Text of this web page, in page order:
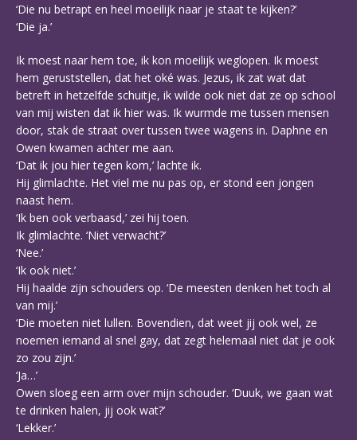
‘Die nu betrapt en heel moeilijk naar je staat te kijken?’
‘Die ja.’
Ik moest naar hem toe, ik kon moeilijk weglopen. Ik moest
hem geruststellen, dat het oké was. Jezus, ik zat wat dat
betreft in hetzelfde schuitje, ik wilde ook niet dat ze op school
van mij wisten dat ik hier was. Ik wurmde me tussen mensen
door, stak de straat over tussen twee wagens in. Daphne en
Owen kwamen achter me aan.
‘Dat ik jou hier tegen kom,’ lachte ik.
Hij glimlachte. Het viel me nu pas op, er stond een jongen
naast hem.
‘Ik ben ook verbaasd,’ zei hij toen.
Ik glimlachte. ‘Niet verwacht?’
‘Nee.’
‘Ik ook niet.’
Hij haalde zijn schouders op. ‘De meesten denken het toch al
van mij.’
‘Die moeten niet lullen. Bovendien, dat weet jij ook wel, ze
noemen iemand al snel gay, dat zegt helemaal niet dat je ook
zo zou zijn.’
‘Ja…’
Owen sloeg een arm over mijn schouder. ‘Duuk, we gaan wat
te drinken halen, jij ook wat?’
‘Lekker.’